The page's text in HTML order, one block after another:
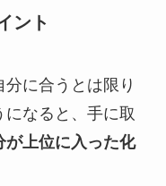
ント
に合うとは限り
になると、手に取
が上位に入った化